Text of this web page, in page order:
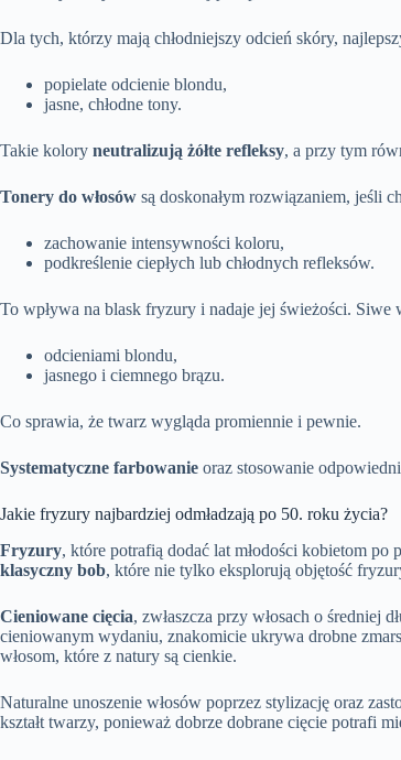
Dla tych, którzy mają chłodniejszy odcień skóry,
popielate odcienie blondu,
jasne, chłodne tony.
Takie kolory neutralizują żółte refleksy, a przy tym
Tonery do włosów są doskonałym rozwiązaniem, jeśli
zachowanie intensywności koloru,
podkreślenie ciepłych lub chłodnych refleksów.
To wpływa na blask fryzury i nadaje jej świeżości. Siwe
odcieniami blondu,
jasnego i ciemnego brązu.
Co sprawia, że twarz wygląda promiennie i pewnie.
Systematyczne farbowanie oraz stosowanie
Jakie fryzury najbardziej odmładzają po 50. roku życia?
Fryzury, które potrafią dodać lat młodości kobietom
klasyczny bob, które nie tylko eksplorują objętość
Cieniowane cięcia, zwłaszcza przy włosach o średniej
cieniowanym wydaniu, znakomicie ukrywa drobne
włosom, które z natury są cienkie.
Naturalne unoszenie włosów poprzez stylizację oraz
kształt twarzy, ponieważ dobrze dobrane cięcie potrafi